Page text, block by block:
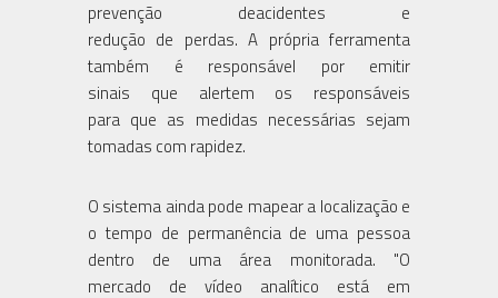
prevenção deacidentes e
redução de perdas. A própria ferramenta
também é responsável por emitir
sinais que alertem os responsáveis
para que as medidas necessárias sejam
tomadas com rapidez.
O sistema ainda pode mapear a localização e
o tempo de permanência de uma pessoa
dentro de uma área monitorada. "O
mercado de vídeo analítico está em